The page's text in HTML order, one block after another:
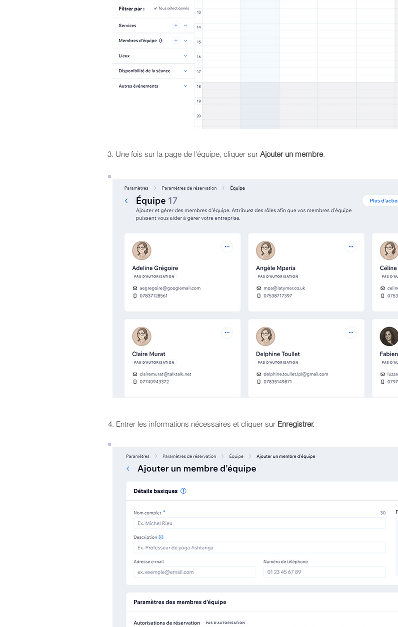
3. Une fois sur la page de l'équipe, cliquer sur Ajouter un membre.
4. Entrer les informations nécessaires et cliquer sur Enregistrer.